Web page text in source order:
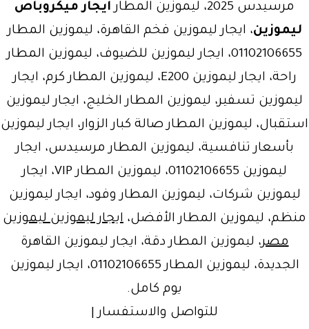
مرسيدس 2025، ليموزين المطار
ايجار ميكروباص
ليموزين، ايجار ليموزين فخم القاهرة، ليموزين المطار
01102106655، ايجار ليموزين للضيوف، ليموزين المطار
راحة، ايجار ليموزين E200، ليموزين المطار كرم، ايجار
ليموزين تسفير، ليموزين المطار الخليج، ايجار ليموزين
استقبال، ليموزين المطار صالة كبار الزوار، ايجار ليموزين
بأسعار تنافسية، ليموزين المطار مرسيدس، ايجار
ليموزين 01102106655، ليموزين المطار VIP، ايجار
ليموزين شركات، ليموزين المطار وفود، ايجار ليموزين
منظم، ليموزين المطار الأفضل، ايجار ليموزين ليموزين
مصر، ليموزين المطار دقة، ايجار ليموزين القاهرة
الجديدة، ليموزين المطار 01102106655، ايجار ليموزين
يوم كامل.
للتواصل والاستفسار |